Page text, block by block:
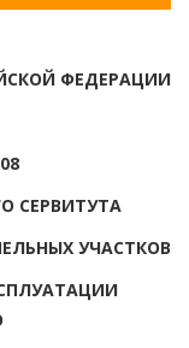
ФЕДЕРАЦИИ
СЕРВИТУТА
УЧАСТКОВ